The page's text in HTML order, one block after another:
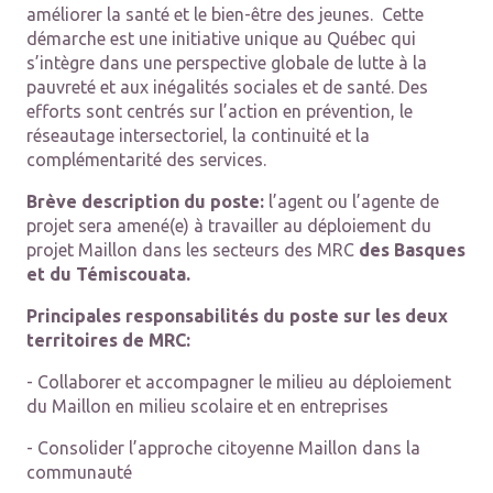
améliorer la santé et le bien-être des jeunes. Cette
démarche est une initiative unique au Québec qui
s’intègre dans une perspective globale de lutte à la
pauvreté et aux inégalités sociales et de santé. Des
efforts sont centrés sur l’action en prévention, le
réseautage intersectoriel, la continuité et la
complémentarité des services.
Brève description du poste: l’agent ou l’agente de
projet sera amené(e) à travailler au déploiement du
projet Maillon dans les secteurs des MRC des Basques
et du Témiscouata.
Principales responsabilités du poste sur les deux
territoires de MRC:
- Collaborer et accompagner le milieu au déploiement
du Maillon en milieu scolaire et en entreprises
- Consolider l’approche citoyenne Maillon dans la
communauté